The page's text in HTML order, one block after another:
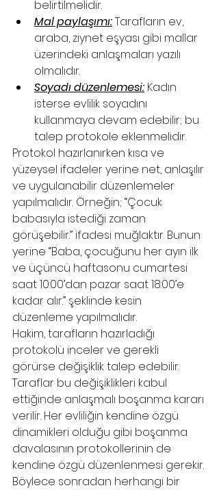
belirtilmelidir.
Mal paylaşımı: Tarafların ev,
araba, ziynet eşyası gibi mallar
üzerindeki anlaşmaları yazılı
olmalıdır.
Soyadı düzenlemesi: Kadın
isterse evlilik soyadını
kullanmaya devam edebilir; bu
talep protokole eklenmelidir.
Protokol hazırlanırken kısa ve
yüzeysel ifadeler yerine net, anlaşılır
ve uygulanabilir düzenlemeler
yapılmalıdır. Örneğin; “Çocuk
babasıyla istediği zaman
görüşebilir.” ifadesi muğlaktır. Bunun
yerine “Baba, çocuğunu her ayın ilk
ve üçüncü haftasonu cumartesi
saat 10:00’dan pazar saat 18:00’e
kadar alır.” şeklinde kesin
düzenleme yapılmalıdır.
Hakim, tarafların hazırladığı
protokolü inceler ve gerekli
görürse değişiklik talep edebilir.
Taraflar bu değişiklikleri kabul
ettiğinde anlaşmalı boşanma kararı
verilir. Her evliliğin kendine özgü
dinamikleri olduğu gibi boşanma
davalasının protokollerinin de
kendine özgü düzenlenmesi gerekir.
Böylece sonradan herhangi bir